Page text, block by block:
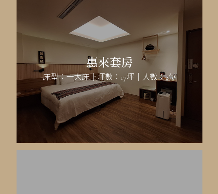
惠來套房
床型：一大床｜坪數：17坪｜人數：2位